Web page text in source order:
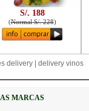
S/. 188
(Normal S/. 228)
delivery | delivery vinos
MARCAS